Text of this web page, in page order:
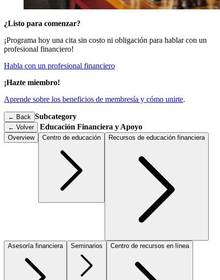
¿Listo para comenzar?
¡Programa hoy una cita sin costo ni obligación para hablar con un
profesional financiero!
Habla con un profesional financiero
¡Hazte miembro!
Aprende sobre los beneficios de membresía y cómo unirte.
← Back Subcategory
← Volver Educación Financiera y Apoyo
Overview Centro de educación Recursos de educación financiera
Asesoría financiera Seminarios Centro de recursos en línea